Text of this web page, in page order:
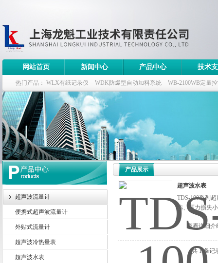
上海龙魁工业技术有限责任公司
网站首页 新闻中心 产品中心 技术
热门产品： WLX有纸记录仪 WDK防爆型自动加料系统 WB-2100WB定量
WDK流量定量控制柜 WB-2100定量装车控制仪
超声波流量计
便携式超声波流量计
外贴式流量计
超声波冷热量表
超声波水表
产品展示
超声波水表
TDS-100系列
选、压力损失
查看详细介
共 1 条记